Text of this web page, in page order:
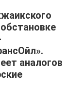
аналогов